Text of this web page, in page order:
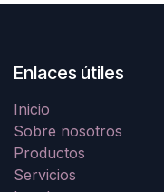
Enlaces útiles
Inicio
Sobre nosotros
Productos
Servicios